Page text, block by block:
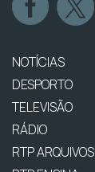
NOTÍCIAS
DESPORTO
TELEVISÃO
RÁDIO
RTP ARQUIVOS